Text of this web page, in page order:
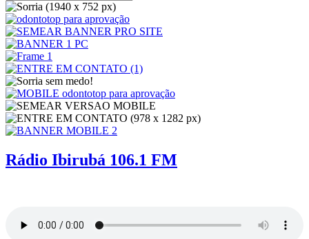
Rádio Ibirubá 106.1 FM